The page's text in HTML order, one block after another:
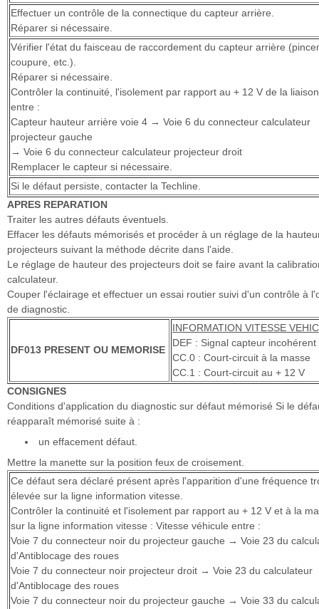
Effectuer un contrôle de la connectique du capteur arrière.
Réparer si nécessaire.
Vérifier l'état du faisceau de raccordement du capteur arrière
coupure, etc.).
Réparer si nécessaire.
Contrôler la continuité, l'isolement par rapport au + 12 V de la liaison
entre :
Capteur hauteur arrière voie 4 → Voie 6 du connecteur calculateur
projecteur gauche
→ Voie 6 du connecteur calculateur projecteur droit
Remplacer le capteur si nécessaire.
Si le défaut persiste, contacter la Techline.
APRES REPARATION
Traiter les autres défauts éventuels.
Effacer les défauts mémorisés et procéder à un réglage de la
projecteurs suivant la méthode décrite dans l'aide.
Le réglage de hauteur des projecteurs doit se faire avant la
calculateur.
Couper l'éclairage et effectuer un essai routier suivi d'un contrôle à
de diagnostic.
DF013 PRESENT OU MEMORISE
INFORMATION VITESSE
DEF : Signal capteur incohérent
CC.0 : Court-circuit à la masse
CC.1 : Court-circuit au + 12 V
CONSIGNES
Conditions d'application du diagnostic sur défaut mémorisé Si le
réapparaît mémorisé suite à :
un effacement défaut.
Mettre la manette sur la position feux de croisement.
Ce défaut sera déclaré présent après l'apparition d'une fréquence
élevée sur la ligne information vitesse.
Contrôler la continuité et l'isolement par rapport au + 12 V et à la
sur la ligne information vitesse : Vitesse véhicule entre :
Voie 7 du connecteur noir du projecteur gauche → Voie 23 du
d'Antiblocage des roues
Voie 7 du connecteur noir projecteur droit → Voie 23 du calculateur
d'Antiblocage des roues
Voie 7 du connecteur noir du projecteur gauche → Voie 33 du